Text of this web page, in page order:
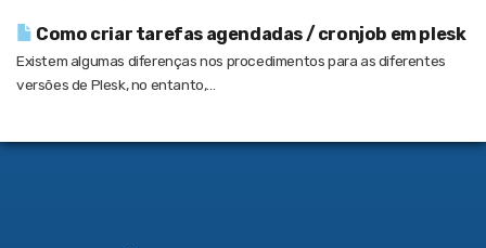
Como criar tarefas agendadas / cronjob em plesk
Existem algumas diferenças nos procedimentos para as diferentes
versões de Plesk, no entanto,...